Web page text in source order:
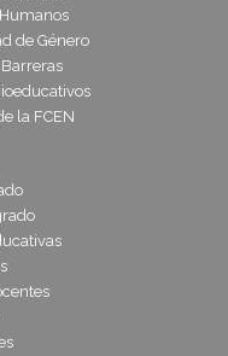
de Género
la FCEN